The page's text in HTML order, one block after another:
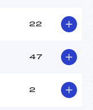
U16
22
47
2